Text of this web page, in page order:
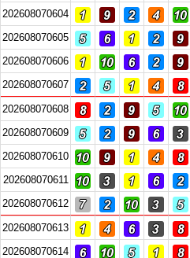
202608070604
202608070605
202608070606
202608070607
202608070608
202608070609
202608070610
202608070611
202608070612
202608070613
202608070614